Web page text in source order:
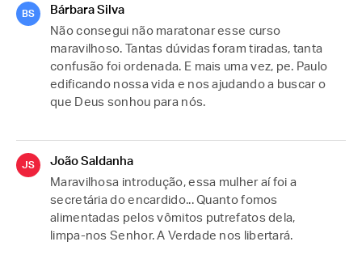
BS
Bárbara Silva
Não consegui não maratonar esse curso
maravilhoso. Tantas dúvidas foram tiradas, tanta
confusão foi ordenada. E mais uma vez, pe. Paulo
edificando nossa vida e nos ajudando a buscar o
que Deus sonhou para nós.
JS
João Saldanha
Maravilhosa introdução, essa mulher aí foi a
secretária do encardido... Quanto fomos
alimentadas pelos vômitos putrefatos dela,
limpa-nos Senhor. A Verdade nos libertará.